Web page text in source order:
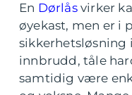
En Dørlåsvirker
øyekast, men er i
sikkerhetsløsning
innbrudd, tåle
samtidig være